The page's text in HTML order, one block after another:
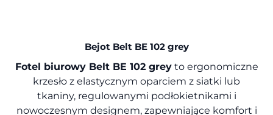
Bejot Belt BE 102 grey
Fotel biurowy Belt BE 102 greyto ergonomiczne
krzesło z elastycznym oparciem z siatki lub
tkaniny, regulowanymi podłokietnikami i
nowoczesnym designem, zapewniające komfort i